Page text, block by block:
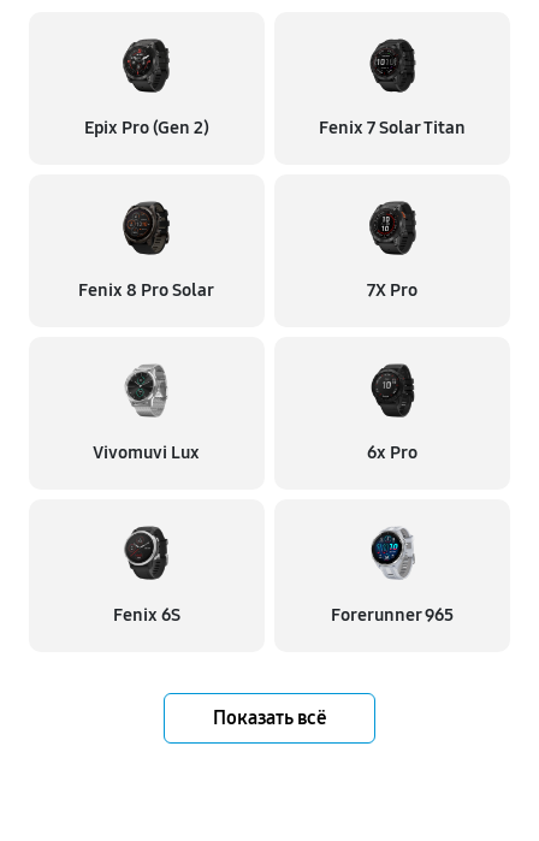
Epix Pro (Gen 2) Fenix 7 Solar Titan
Fenix 8 Pro Solar 7X Pro
Vivomuvi Lux 6x Pro
Fenix 6S Forerunner 965
Показать всё